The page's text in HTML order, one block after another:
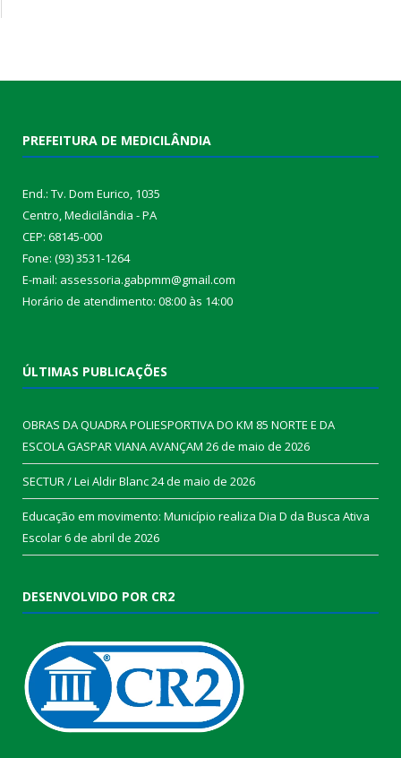
PREFEITURA DE MEDICILÂNDIA
End.: Tv. Dom Eurico, 1035
Centro, Medicilândia - PA
CEP: 68145-000
Fone: (93) 3531-1264
E-mail: assessoria.gabpmm@gmail.com
Horário de atendimento: 08:00 às 14:00
ÚLTIMAS PUBLICAÇÕES
OBRAS DA QUADRA POLIESPORTIVA DO KM 85 NORTE E DA
ESCOLA GASPAR VIANA AVANÇAM 26 de maio de 2026
SECTUR / Lei Aldir Blanc24 de maio de 2026
Educação em movimento: Município realiza Dia D da Busca Ativa
Escolar6 de abril de 2026
DESENVOLVIDO POR CR2